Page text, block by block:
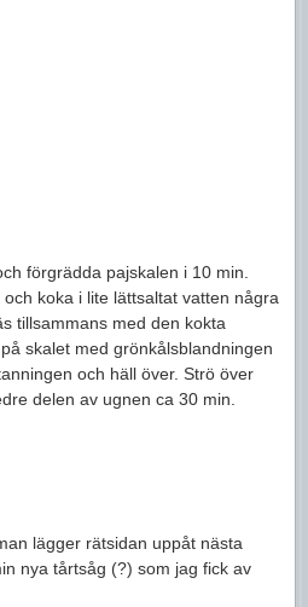
förgrädda pajskalen i 10 min.
koka i lite lättsaltat vatten några
tillsammans med den kokta
skalet med grönkålsblandningen
och häll över. Strö över
delen av ugnen ca 30 min.
lägger rätsidan uppåt nästa
nya tårtsåg (?) som jag fick av